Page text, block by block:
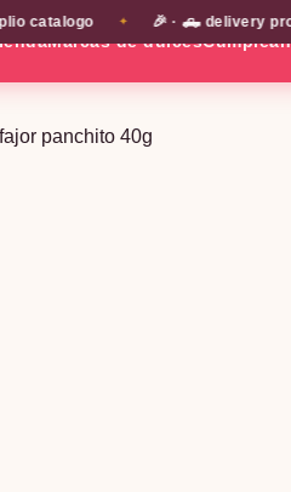
✦ 🎉 · 🛻 delivery propio
Marcas de dulces
panchito 40g